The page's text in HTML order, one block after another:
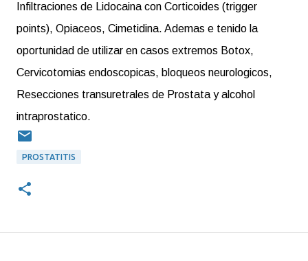
Infiltraciones de Lidocaina con Corticoides (trigger
points), Opiaceos, Cimetidina. Ademas e tenido la
oportunidad de utilizar en casos extremos Botox,
Cervicotomias endoscopicas, bloqueos neurologicos,
Resecciones transuretrales de Prostata y alcohol
intraprostatico.
PROSTATITIS